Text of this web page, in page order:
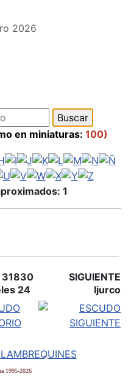
2026
en miniaturas: 100)
1
24
SIGUIENTE
Ijurco
1995-2026